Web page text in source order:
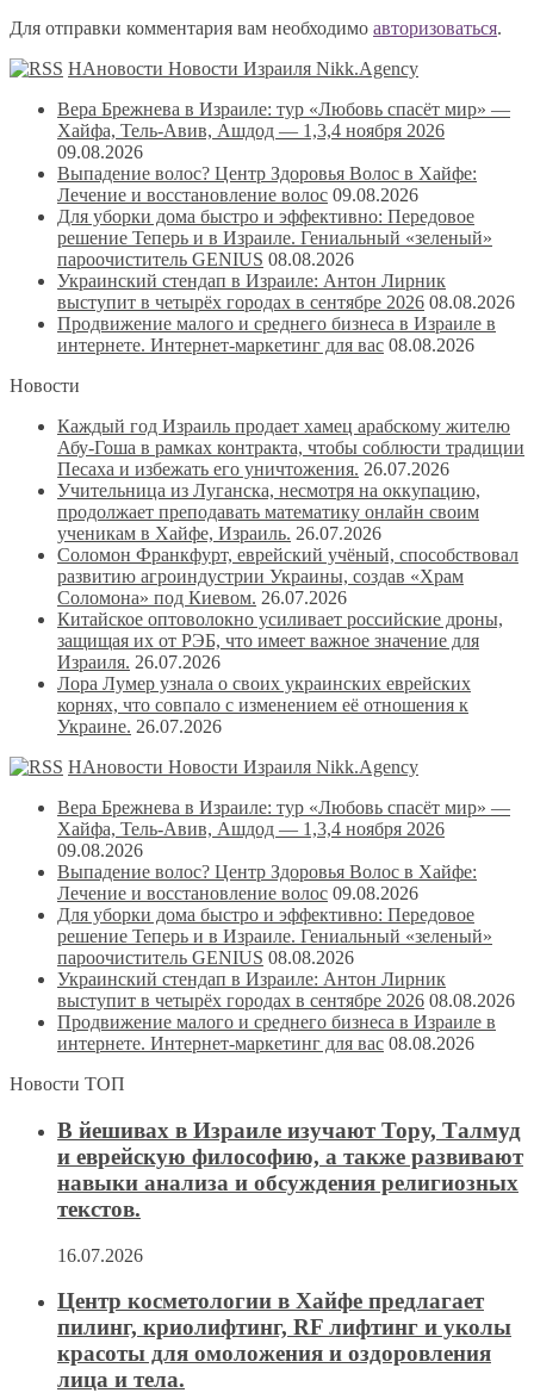
Для отправки комментария вам необходимо авторизоваться.
НАновости Новости Израиля Nikk.Agency
Вера Брежнева в Израиле: тур «Любовь спасёт мир» —
Хайфа, Тель-Авив, Ашдод — 1,3,4 ноября 2026
09.08.2026
Выпадение волос? Центр Здоровья Волос в Хайфе:
Лечение и восстановление волос 09.08.2026
Для уборки дома быстро и эффективно: Передовое
решение Теперь и в Израиле. Гениальный «зеленый»
пароочиститель GENIUS 08.08.2026
Украинский стендап в Израиле: Антон Лирник
выступит в четырёх городах в сентябре 2026 08.08.2026
Продвижение малого и среднего бизнеса в Израиле в
интернете. Интернет-маркетинг для вас 08.08.2026
Новости
Каждый год Израиль продает хамец арабскому жителю
Абу-Гоша в рамках контракта, чтобы соблюсти традиции
Песаха и избежать его уничтожения. 26.07.2026
Учительница из Луганска, несмотря на оккупацию,
продолжает преподавать математику онлайн своим
ученикам в Хайфе, Израиль. 26.07.2026
Соломон Франкфурт, еврейский учёный, способствовал
развитию агроиндустрии Украины, создав «Храм
Соломона» под Киевом. 26.07.2026
Китайское оптоволокно усиливает российские дроны,
защищая их от РЭБ, что имеет важное значение для
Израиля. 26.07.2026
Лора Лумер узнала о своих украинских еврейских
корнях, что совпало с изменением её отношения к
Украине. 26.07.2026
НАновости Новости Израиля Nikk.Agency
Вера Брежнева в Израиле: тур «Любовь спасёт мир» —
Хайфа, Тель-Авив, Ашдод — 1,3,4 ноября 2026
09.08.2026
Выпадение волос? Центр Здоровья Волос в Хайфе:
Лечение и восстановление волос 09.08.2026
Для уборки дома быстро и эффективно: Передовое
решение Теперь и в Израиле. Гениальный «зеленый»
пароочиститель GENIUS 08.08.2026
Украинский стендап в Израиле: Антон Лирник
выступит в четырёх городах в сентябре 2026 08.08.2026
Продвижение малого и среднего бизнеса в Израиле в
интернете. Интернет-маркетинг для вас 08.08.2026
Новости ТОП
В йешивах в Израиле изучают Тору, Талмуд
и еврейскую философию, а также развивают
навыки анализа и обсуждения религиозных
текстов.
16.07.2026
Центр косметологии в Хайфе предлагает
пилинг, криолифтинг, RF лифтинг и уколы
красоты для омоложения и оздоровления
лица и тела.